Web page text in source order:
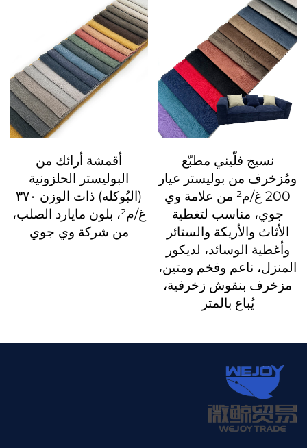
نسيج فلّيني مطبّع
ومُزخرف من بوليستر عيار
200 غ/م² من علامة وي
جوي، مناسب لتغطية
الأثاث والأريكة والستائر
وأغطية الوسائد، لديكور
المنزل، ناعم وفخم ومتين،
مزخرف بنقوش زخرفية،
يُباع بالمتر
أقمشة أرائك من
البوليستر الحلزونية
(البُوكله) ذات الوزن ٣٧٠
غ/م²، بلون مايارد الصلب،
من شركة وي جوي